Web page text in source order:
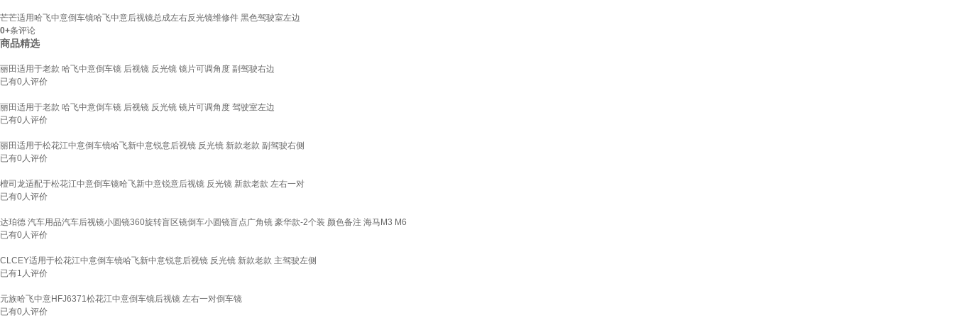
芒芒适用哈飞中意倒车镜哈飞中意后视镜总成左右反光镜维修件 黑色驾驶室左边
0+条评论
商品精选
丽田适用于老款 哈飞中意倒车镜 后视镜 反光镜 镜片可调角度 副驾驶右边
已有0人评价
丽田适用于老款 哈飞中意倒车镜 后视镜 反光镜 镜片可调角度 驾驶室左边
已有0人评价
丽田适用于松花江中意倒车镜哈飞新中意锐意后视镜 反光镜 新款老款 副驾驶右侧
已有0人评价
檀司龙适配于松花江中意倒车镜哈飞新中意锐意后视镜 反光镜 新款老款 左右一对
已有0人评价
达珀德 汽车用品汽车后视镜小圆镜360旋转盲区镜倒车小圆镜盲点广角镜 豪华款-2个装 颜色备注 海马M3 M6
已有0人评价
CLCEY适用于松花江中意倒车镜哈飞新中意锐意后视镜 反光镜 新款老款 主驾驶左侧
已有1 人评价
元族哈飞中意HFJ6371松花江中意倒车镜后视镜 左右一对倒车镜
已有0人评价